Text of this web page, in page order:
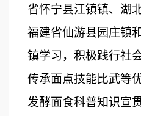
省怀宁县江镇镇、湖
福建省仙游县园庄镇
镇学习，积极践行社
传承面点技能比武等
发酵面食科普知识宣